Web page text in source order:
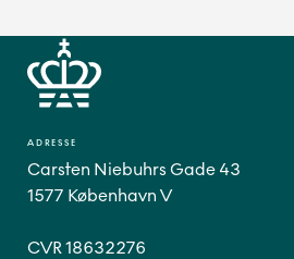
ADRESSE
Carsten Niebuhrs Gade 43
1577 København V
CVR 18632276